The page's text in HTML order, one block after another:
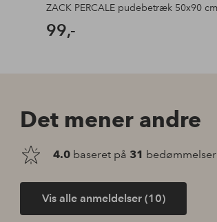
99,-
Det mener andre
4.0 baseret på 31 bedømmelser
Vis alle anmeldelser (10)